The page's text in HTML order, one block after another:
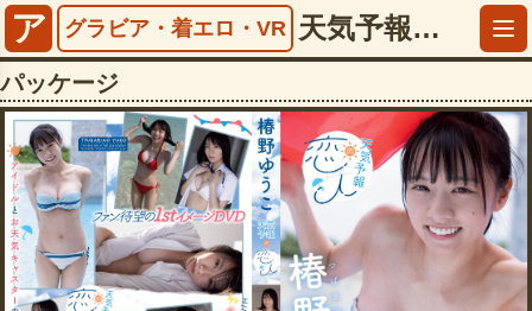
ア グラビア・着エロ・VR 天気予報の恋人 椿野ゆうこ【5790ranku00009】
パッケージ